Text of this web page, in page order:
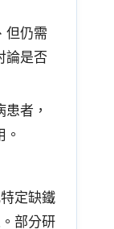
但仍需
論是否
者，
定缺鐵
部分研